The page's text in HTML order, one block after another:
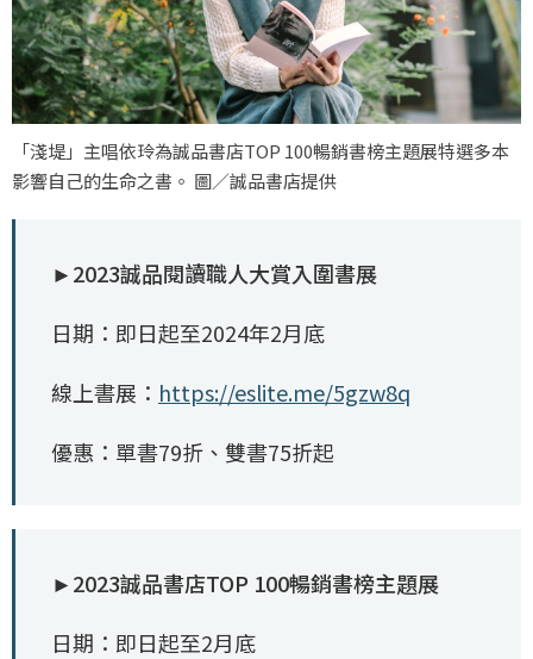
「淺堤」主唱依玲為誠品書店TOP 100暢銷書榜主題展特選多本
影響自己的生命之書。 圖／誠品書店提供
►2023誠品閱讀職人大賞入圍書展
日期：即日起至2024年2月底
線上書展： https://eslite.me/5gzw8q
優惠：單書79折、雙書75折起
►2023誠品書店TOP 100暢銷書榜主題展
日期：即日起至2月底